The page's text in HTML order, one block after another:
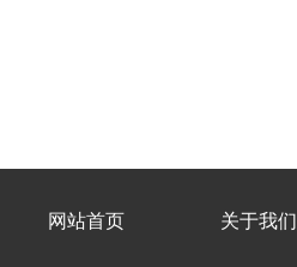
网站首页 关于我们